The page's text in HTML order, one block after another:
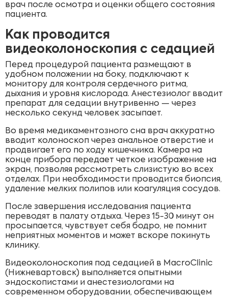
врач после осмотра и оценки общего состояния
пациента.
Как проводится
видеоколоноскопия с седацией
Перед процедурой пациента размещают в
удобном положении на боку, подключают к
монитору для контроля сердечного ритма,
дыхания и уровня кислорода. Анестезиолог вводит
препарат для седации внутривенно — через
несколько секунд человек засыпает.
Во время медикаментозного сна врач аккуратно
вводит колоноскоп через анальное отверстие и
продвигает его по ходу кишечника. Камера на
конце прибора передает четкое изображение на
экран, позволяя рассмотреть слизистую во всех
отделах. При необходимости проводится биопсия,
удаление мелких полипов или коагуляция сосудов.
После завершения исследования пациента
переводят в палату отдыха. Через 15-30 минут он
просыпается, чувствует себя бодро, не помнит
неприятных моментов и может вскоре покинуть
клинику.
Видеоколоноскопия под седацией в MacroClinic
(Нижневартовск) выполняется опытными
эндоскопистами и анестезиологами на
современном оборудовании, обеспечивающем